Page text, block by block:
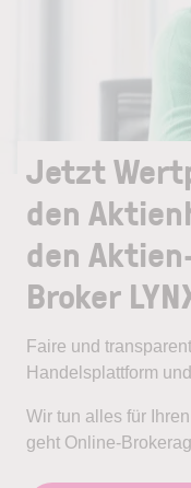
Jetzt
den
den
Broker
Faire und
Handelsplattform
Wir tun alles für
geht Online-